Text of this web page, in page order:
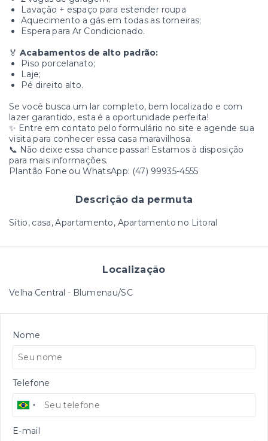
Lavação + espaço para estender roupa
Aquecimento a gás em todas as torneiras;
Espera para Ar Condicionado.
🏅 Acabamentos de alto padrão:
Piso porcelanato;
Laje;
Pé direito alto.
Se você busca um lar completo, bem localizado e com
lazer garantido, esta é a oportunidade perfeita!
✨ Entre em contato pelo formulário no site e agende sua
visita para conhecer essa casa maravilhosa.
📞 Não deixe essa chance passar! Estamos à disposição
para mais informações.
Plantão Fone ou WhatsApp: (47) 99935-4555
Descrição da permuta
Sítio, casa, Apartamento, Apartamento no Litoral
Localização
Velha Central - Blumenau/SC
Nome
Telefone
E-mail